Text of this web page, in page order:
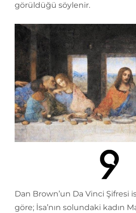
görüldüğü söylenir.
Dan Brown’un Da Vinci Şifresi
göre; İsa’nın solundaki kadın